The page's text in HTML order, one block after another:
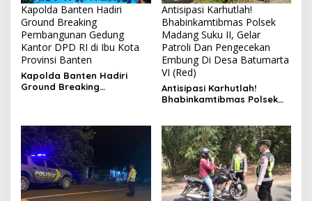
Kapolda Banten Hadiri
Ground Breaking
Pembangunan Gedung
Kantor DPD RI di Ibu Kota
Provinsi Banten
Kapolda Banten Hadiri
Ground Breaking
Antisipasi Karhutlah!
Bhabinkamtibmas Polsek
Madang Suku II, Gelar
Patroli Dan Pengecekan
Embung Di Desa Batumarta
VI (Red)
Antisipasi Karhutlah!
Bhabinkamtibmas Polsek
Embung Di Desa Batumarta
VI